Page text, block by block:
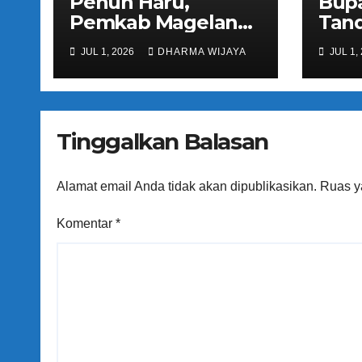
Pemkab Magelang
Sambut
Kepulangan
Jemaah Haji Kloter
JUL 1, 2026 DHARMA WIJAYA JUL 1,
Tinggalkan Balasan
Alamat email Anda tidak akan dipublikasikan. Ruas
Komentar *